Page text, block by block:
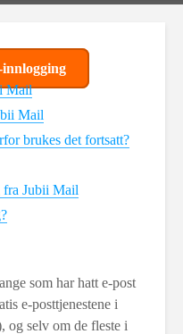
Mail
Mail
brukes det fortsatt?
fra Jubii Mail
som har hatt e-post
e-posttjenestene i
og selv om de fleste i